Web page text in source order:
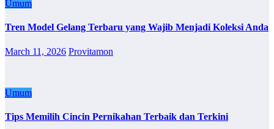
Umum
Tren Model Gelang Terbaru yang Wajib Menjadi Koleksi Anda
March 11, 2026 Provitamon
Umum
Tips Memilih Cincin Pernikahan Terbaik dan Terkini